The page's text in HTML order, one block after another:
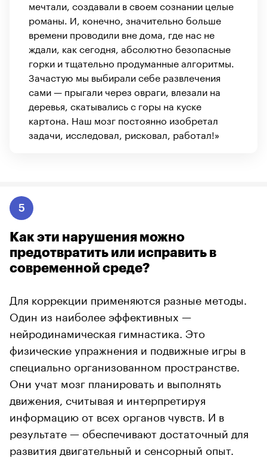
мечтали, создавали в своем сознании целые
романы. И, конечно, значительно больше
времени проводили вне дома, где нас не
ждали, как сегодня, абсолютно безопасные
горки и тщательно продуманные алгоритмы.
Зачастую мы выбирали себе развлечения
сами — прыгали через овраги, влезали на
деревья, скатывались с горы на куске
картона. Наш мозг постоянно изобретал
задачи, исследовал, рисковал, работал!»
5
Как эти нарушения можно
предотвратить или исправить в
современной среде?
Для коррекции применяются разные методы.
Один из наиболее эффективных —
нейродинамическая гимнастика. Это
физические упражнения и подвижные игры в
специально организованном пространстве.
Они учат мозг планировать и выполнять
движения, считывая и интерпретируя
информацию от всех органов чувств. И в
результате — обеспечивают достаточный для
развития двигательный и сенсорный опыт.